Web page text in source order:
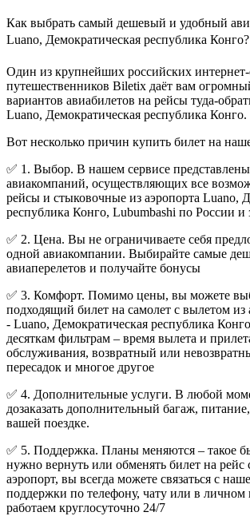
Как выбрать самый дешевый и удобный
Luano, Демократическая республика
Один из крупнейших российских интернет-
путешественников Biletix даёт вам
вариантов авиабилетов на рейсы туда-
Luano, Демократическая республика Конго.
Вот несколько причин купить билет на
✅ 1. Выбор. В нашем сервисе
авиакомпаний, осуществляющих все
рейсы и стыковочные из аэропорта Luano,
республика Конго, Lubumbashi по России и
✅ 2. Цена. Вы не ограничиваете себя
одной авиакомпании. Выбирайте самые
авиаперелетов и получайте бонусы
✅ 3. Комфорт. Помимо цены, вы можете
подходящий билет на самолет с вылетом из
- Luano, Демократическая республика
десяткам фильтрам – время вылета и
обслуживания, возвратный или
пересадок и многое другое
✅ 4. Дополнительные услуги. В любой
дозаказать дополнительный багаж,
вашей поездке.
✅ 5. Поддержка. Планы меняются – такое
нужно вернуть или обменять билет на рейс
аэропорт, вы всегда можете связаться с
поддержки по телефону, чату или в
работаем круглосуточно 24/7